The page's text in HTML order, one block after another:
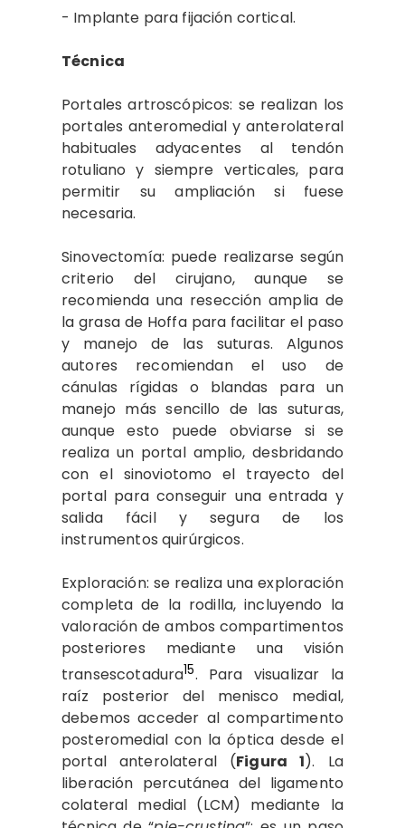
- Implante para fijación cortical.
Técnica
Portales artroscópicos: se realizan los
portales anteromedial y anterolateral
habituales adyacentes al tendón
rotuliano y siempre verticales, para
permitir su ampliación si fuese
necesaria.
Sinovectomía: puede realizarse según
criterio del cirujano, aunque se
recomienda una resección amplia de
la grasa de Hoffa para facilitar el paso
y manejo de las suturas. Algunos
autores recomiendan el uso de
cánulas rígidas o blandas para un
manejo más sencillo de las suturas,
aunque esto puede obviarse si se
realiza un portal amplio, desbridando
con el sinoviotomo el trayecto del
portal para conseguir una entrada y
salida fácil y segura de los
instrumentos quirúrgicos.
Exploración: se realiza una exploración
completa de la rodilla, incluyendo la
valoración de ambos compartimentos
posteriores mediante una visión
transescotadura15. Para visualizar la
raíz posterior del menisco medial,
debemos acceder al compartimento
posteromedial con la óptica desde el
portal anterolateral (Figura 1). La
liberación percutánea del ligamento
colateral medial (LCM) mediante la